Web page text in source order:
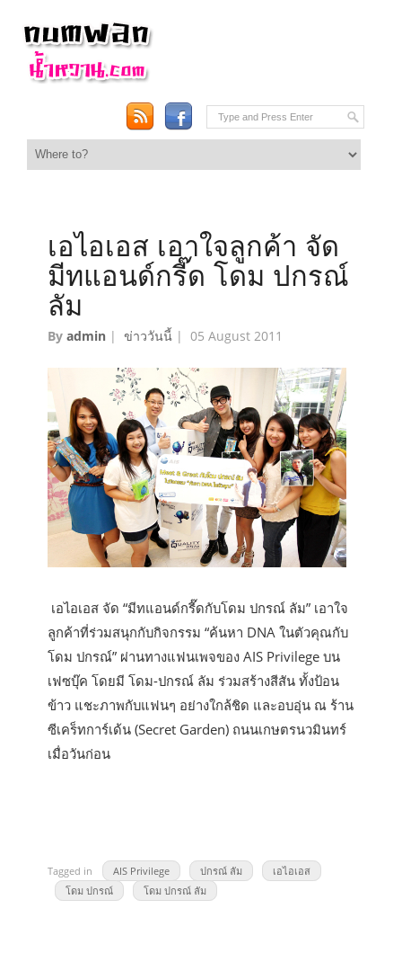
เอไอเอส เอาใจลูกค้า จัด
มีทแอนด์กรี๊ด โดม ปกรณ์
ลัม
Byadmin |ข่าววันนี้ |05 August 2011
เอไอเอส จัด “มีทแอนด์กรี๊ดกับโดม ปกรณ์ ลัม” เอาใจ
ลูกค้าที่ร่วมสนุกกับกิจกรรม “ค้นหา DNA ในตัวคุณกับ
โดม ปกรณ์” ผ่านทางแฟนเพจของ AIS Privilege บน
เฟซบุ๊ค โดยมี โดม-ปกรณ์ ลัม ร่วมสร้างสีสัน ทั้งป้อน
ข้าว แชะภาพกับแฟนๆ อย่างใกล้ชิด และอบอุ่น ณ ร้าน
ซีเคร็ทการ์เด้น (Secret Garden) ถนนเกษตรนวมินทร์
เมื่อวันก่อน
Tagged in AIS Privilege ปกรณ์ ลัม
เอไอเอส
โดม ปกรณ์
โดม ปกรณ์ ลัม